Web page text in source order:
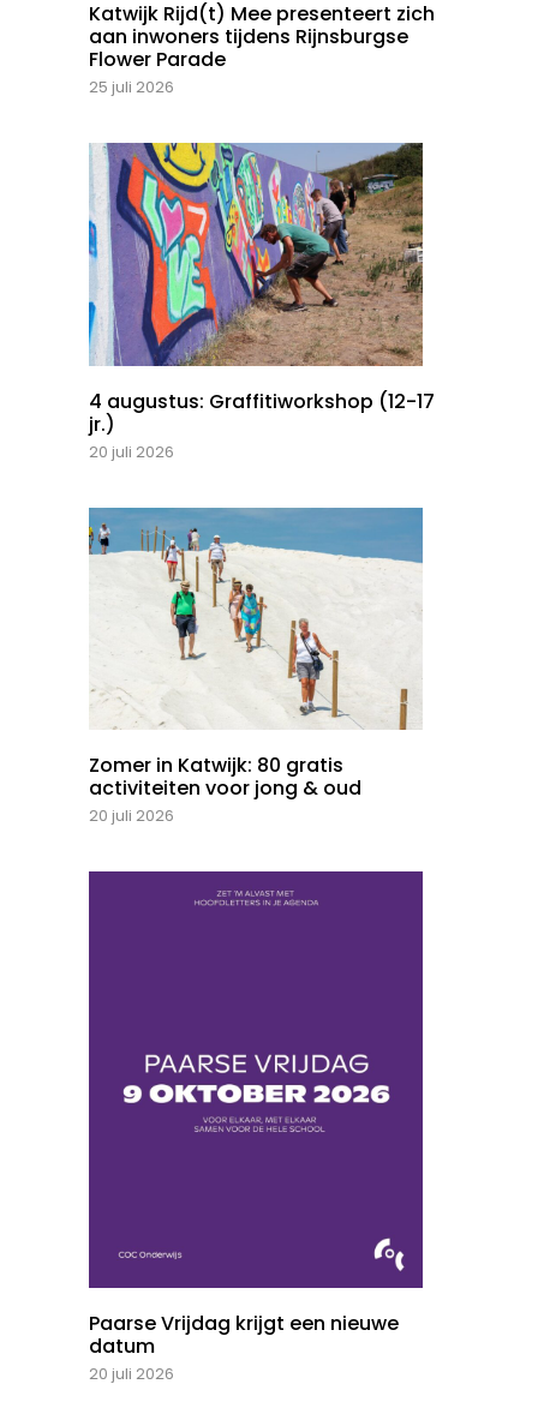
Katwijk Rijd(t) Mee presenteert zich
aan inwoners tijdens Rijnsburgse
Flower Parade
25 juli 2026
4 augustus: Graffitiworkshop (12-17
jr.)
20 juli 2026
Zomer in Katwijk: 80 gratis
activiteiten voor jong & oud
20 juli 2026
Paarse Vrijdag krijgt een nieuwe
datum
20 juli 2026